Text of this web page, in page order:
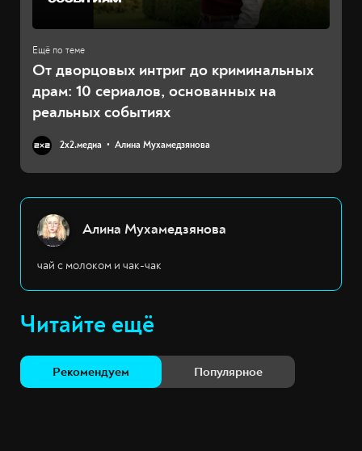
От дворцовых интриг до криминальных
драм: 10 сериалов, основанных на
реальных событиях
2х2.медиа Алина Мухамедзянова
Алина Мухамедзянова
чай с молоком и чак-чак
Читайте ещё
Рекомендуем Популярное